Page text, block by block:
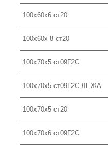
100х60х6 ст20
100х60х 8 ст20
100х70х5 ст09Г2С
100х70х5 ст09Г2С ЛЕЖА
100х70х5 ст20
100х70х6 ст09Г2С